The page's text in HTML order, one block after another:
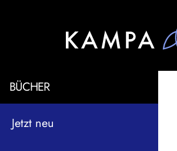
BÜCHER
Jetzt neu